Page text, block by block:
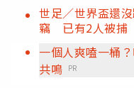
世足／世界盃還
竊 已有2人被捕
一個人爽嗑一桶
共鳴 PR